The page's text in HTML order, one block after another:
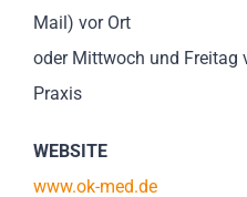
Mail) vor Ort
oder Mittwoch und Freitag
Praxis
WEBSITE
www.ok-med.de